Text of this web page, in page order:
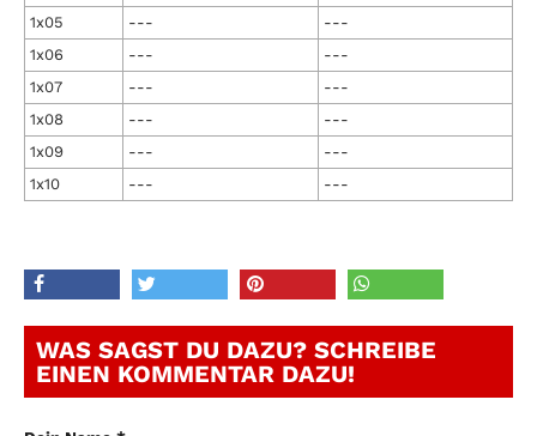
1x05
---
---
1x06
---
---
1x07
---
---
1x08
---
---
1x09
---
---
1x10
--- ---
WAS SAGST DU DAZU? SCHREIBE
EINEN KOMMENTAR DAZU!